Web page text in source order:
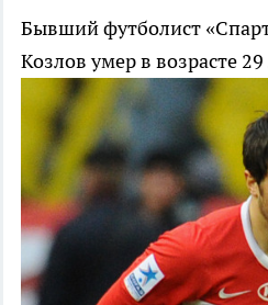
Бывший футболист
Козлов умер в возрасте 29